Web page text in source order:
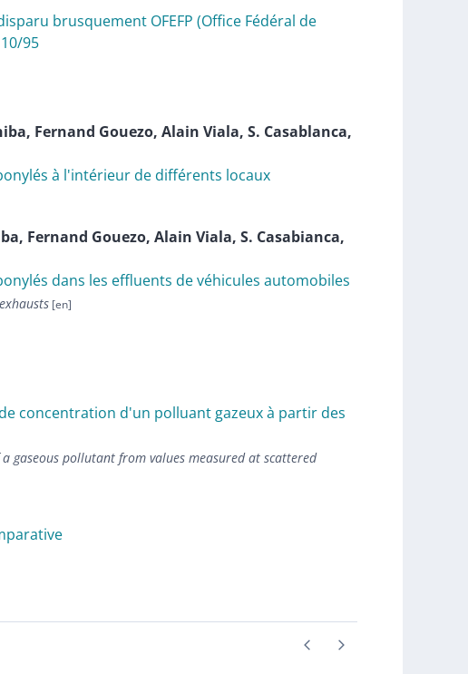
brusquement OFEFP (Office Fédéral de
95
, Fernand Gouezo, Alain Viala, S. Casablanca,
à l'intérieur de différents locaux
, Fernand Gouezo, Alain Viala, S. Casabianca,
dans les effluents de véhicules automobiles
concentration d'un polluant gazeux à partir des
gaseous pollutant from values measured at scattered